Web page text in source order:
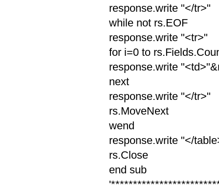
response.write "</tr>"
while not rs.EOF
response.write "<tr>"
for i=0 to
response.write
next
response.write "</tr>"
rs.MoveNext
wend
response.write "</
rs.Close
end sub